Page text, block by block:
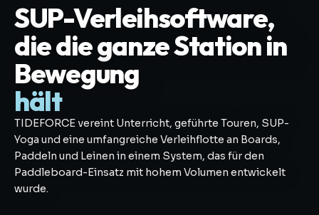
SUP-Verleihsoftware,
die die ganze Station in
Bewegung
hält
TIDEFORCE vereint Unterricht, geführte Touren, SUP-
Yoga und eine umfangreiche Verleihflotte an Boards,
Paddeln und Leinen in einem System, das für den
Paddleboard-Einsatz mit hohem Volumen entwickelt
wurde.